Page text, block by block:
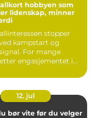
som
lidenskap, minner
stopper
kampstart og
For mange
engasjementet i
12. jul
bør vite før du velger